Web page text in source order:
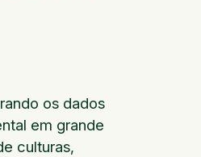
os dados
em grande
culturas,